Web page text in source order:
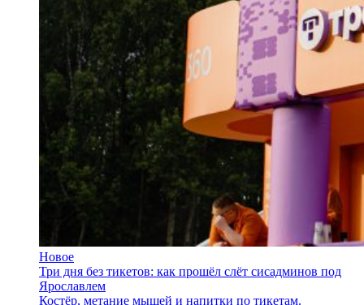
Новое
Три дня без тикетов: как прошёл слёт сисадминов под
Ярославлем
Костёр, метание мышей и напитки по тикетам.